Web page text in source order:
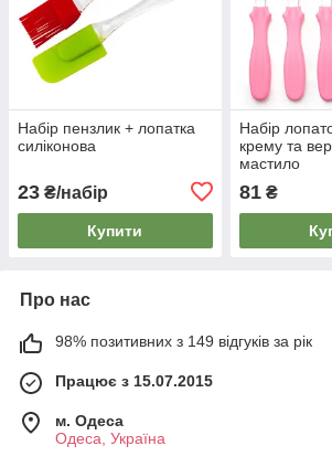
Набір пензлик + лопатка
силіконова
23 ₴/набір
Купити
Набір
крему та
мастило
81₴
Про нас
98% позитивних з 149 відгуків за рік
Працює з 15.07.2015
м. Одеса
Одеса, Україна